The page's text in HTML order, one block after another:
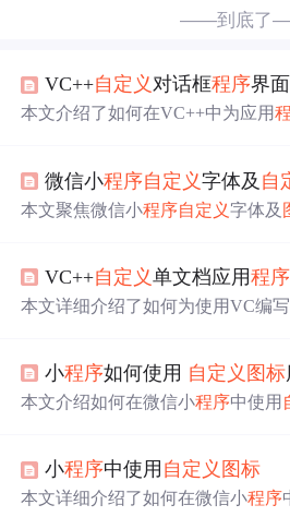
——到底了
VC++自定义对话框程序界面
本文介绍了如何在VC++中为应用
界面及.exe图标。
微信小程序自定义字体及 自
本文聚焦微信小程序自定义字体及
求，使用图标可从阿里库下载转化
时指出 input 组件无法设置字体等
VC++自定义单文档应用程序
本文详细介绍了如何为使用VC编
小程序如何使用 自定义 图标
本文介绍如何在微信小程序中使用
失真，随意修改颜色。
小程序中使用 自定义 图标
本文详细介绍了如何在微信小程序